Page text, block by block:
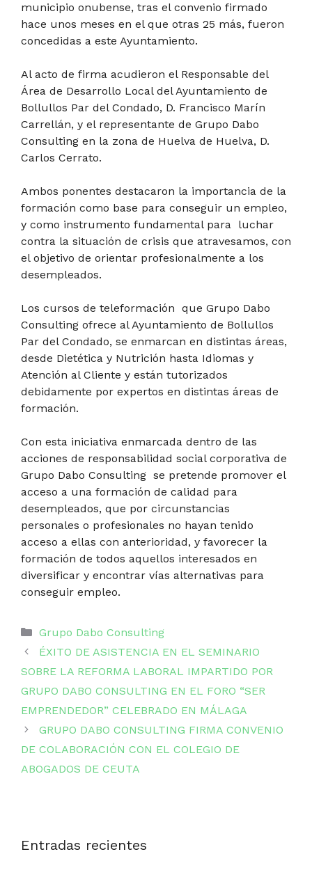
municipio onubense, tras el convenio firmado
hace unos meses en el que otras 25 más, fueron
concedidas a este Ayuntamiento.
Al acto de firma acudieron el Responsable del
Área de Desarrollo Local del Ayuntamiento de
Bollullos Par del Condado, D. Francisco Marín
Carrellán, y el representante de Grupo Dabo
Consulting en la zona de Huelva de Huelva, D.
Carlos Cerrato.
Ambos ponentes destacaron la importancia de la
formación como base para conseguir un empleo,
y como instrumento fundamental para luchar
contra la situación de crisis que atravesamos, con
el objetivo de orientar profesionalmente a los
desempleados.
Los cursos de teleformación que Grupo Dabo
Consulting ofrece al Ayuntamiento de Bollullos
Par del Condado, se enmarcan en distintas áreas,
desde Dietética y Nutrición hasta Idiomas y
Atención al Cliente y están tutorizados
debidamente por expertos en distintas áreas de
formación.
Con esta iniciativa enmarcada dentro de las
acciones de responsabilidad social corporativa de
Grupo Dabo Consulting se pretende promover el
acceso a una formación de calidad para
desempleados, que por circunstancias
personales o profesionales no hayan tenido
acceso a ellas con anterioridad, y favorecer la
formación de todos aquellos interesados en
diversificar y encontrar vías alternativas para
conseguir empleo.
Categorías
Grupo Dabo Consulting
ÉXITO DE ASISTENCIA EN EL SEMINARIO
SOBRE LA REFORMA LABORAL IMPARTIDO POR
GRUPO DABO CONSULTING EN EL FORO “SER
EMPRENDEDOR” CELEBRADO EN MÁLAGA
GRUPO DABO CONSULTING FIRMA CONVENIO
DE COLABORACIÓN CON EL COLEGIO DE
ABOGADOS DE CEUTA
Entradas recientes